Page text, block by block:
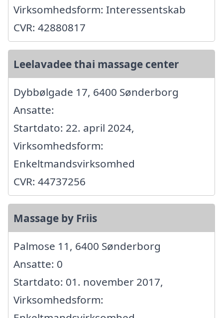
Virksomhedsform: Interessentskab
CVR: 42880817
Leelavadee thai massage center
Dybbølgade 17, 6400 Sønderborg
Ansatte:
Startdato: 22. april 2024,
Virksomhedsform:
Enkeltmandsvirksomhed
CVR: 44737256
Massage by Friis
Palmose 11, 6400 Sønderborg
Ansatte: 0
Startdato: 01. november 2017,
Virksomhedsform: